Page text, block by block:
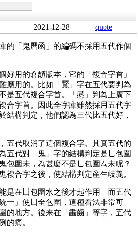
2021-12-28 quote
的「鬼曆函」的編碼不採用五代作個
好用的倉頡版本，它的「複合字首」
應用的。比如「鷢」字在五代要判為
是五代複合字首。「懬」判為上廣下
合字首。因此全字庫雖然採用五代字
結構判定，他們認為三代比五代好，
五代取消了這個複合字。其實五代的
五代對「鬼」字的結構判定是㇟包圍
包圍未，為甚麼不是㇟包圍厶未呢？
複合字之後，使結構判定産生歧義。
是在凵包圍水之後才起作用，而五代
一」使凵全包圍，這種看法非常可
的地方。後来在「畵齒」等字，五代
的痛。